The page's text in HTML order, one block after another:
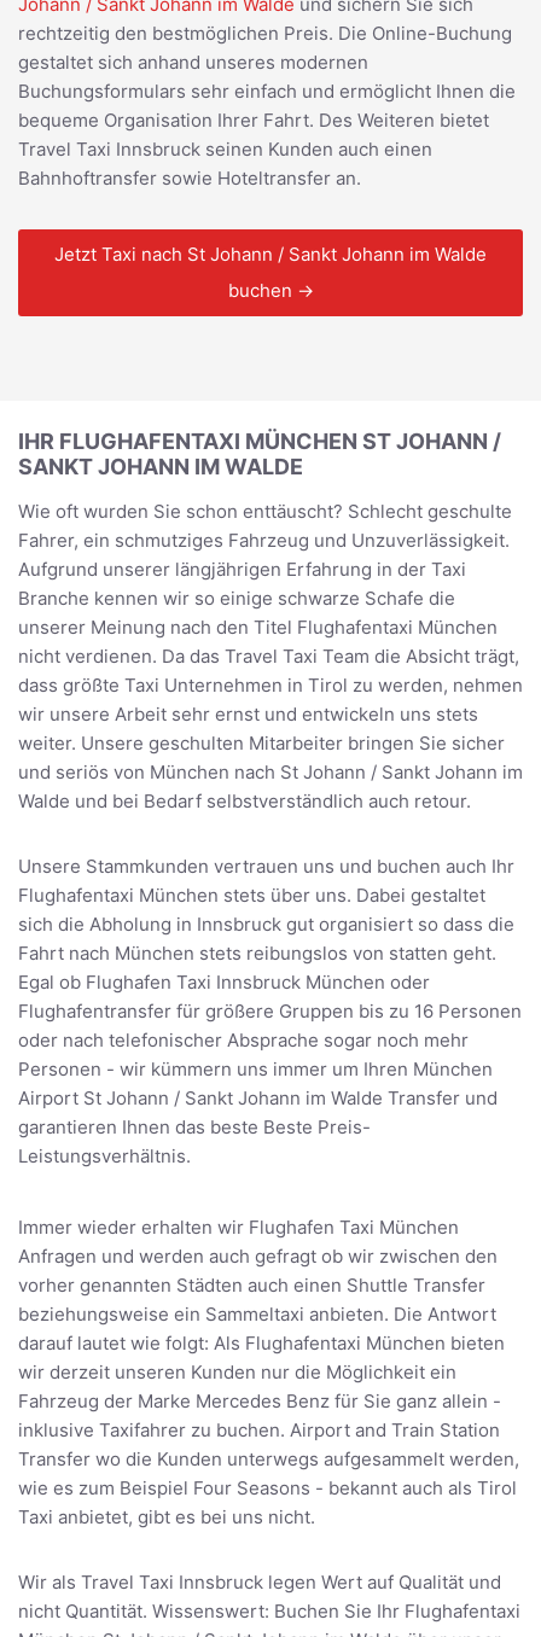
rechtzeitig den bestmöglichen Preis. Die Online-Buchung
gestaltet sich anhand unseres modernen
Buchungsformulars sehr einfach und ermöglicht Ihnen die
bequeme Organisation Ihrer Fahrt. Des Weiteren bietet
Travel Taxi Innsbruck seinen Kunden auch einen
Bahnhoftransfer sowie Hoteltransfer an.
Jetzt Taxi nach St Johann / Sankt Johann im Walde
buchen →
IHR FLUGHAFENTAXI MÜNCHEN ST JOHANN /
SANKT JOHANN IM WALDE
Wie oft wurden Sie schon enttäuscht? Schlecht geschulte
Fahrer, ein schmutziges Fahrzeug und Unzuverlässigkeit.
Aufgrund unserer längjährigen Erfahrung in der Taxi
Branche kennen wir so einige schwarze Schafe die
unserer Meinung nach den Titel Flughafentaxi München
nicht verdienen. Da das Travel Taxi Team die Absicht trägt,
dass größte Taxi Unternehmen in Tirol zu werden, nehmen
wir unsere Arbeit sehr ernst und entwickeln uns stets
weiter. Unsere geschulten Mitarbeiter bringen Sie sicher
und seriös von München nach St Johann / Sankt Johann im
Walde und bei Bedarf selbstverständlich auch retour.
Unsere Stammkunden vertrauen uns und buchen auch Ihr
Flughafentaxi München stets über uns. Dabei gestaltet
sich die Abholung in Innsbruck gut organisiert so dass die
Fahrt nach München stets reibungslos von statten geht.
Egal ob Flughafen Taxi Innsbruck München oder
Flughafentransfer für größere Gruppen bis zu 16 Personen
oder nach telefonischer Absprache sogar noch mehr
Personen - wir kümmern uns immer um Ihren München
Airport St Johann / Sankt Johann im Walde Transfer und
garantieren Ihnen das beste Beste Preis-
Leistungsverhältnis.
Immer wieder erhalten wir Flughafen Taxi München
Anfragen und werden auch gefragt ob wir zwischen den
vorher genannten Städten auch einen Shuttle Transfer
beziehungsweise ein Sammeltaxi anbieten. Die Antwort
darauf lautet wie folgt: Als Flughafentaxi München bieten
wir derzeit unseren Kunden nur die Möglichkeit ein
Fahrzeug der Marke Mercedes Benz für Sie ganz allein -
inklusive Taxifahrer zu buchen. Airport and Train Station
Transfer wo die Kunden unterwegs aufgesammelt werden,
wie es zum Beispiel Four Seasons - bekannt auch als Tirol
Taxi anbietet, gibt es bei uns nicht.
Wir als Travel Taxi Innsbruck legen Wert auf Qualität und
nicht Quantität. Wissenswert: Buchen Sie Ihr Flughafentaxi